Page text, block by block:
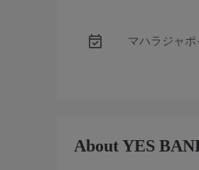
マハラジャポ
About YES